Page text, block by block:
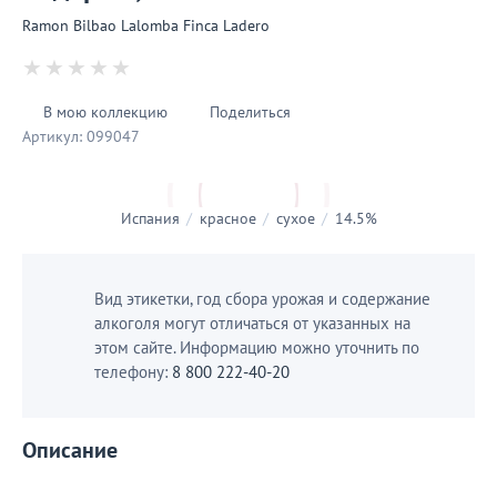
Ramon Bilbao Lalomba Finca Ladero
В мою коллекцию
Поделиться
Артикул: 099047
Испания / красное / сухое / 14.5%
Вид этикетки, год сбора урожая и содержание
алкоголя могут отличаться от указанных на
этом сайте. Информацию можно уточнить по
телефону: 8 800 222-40-20
Описание